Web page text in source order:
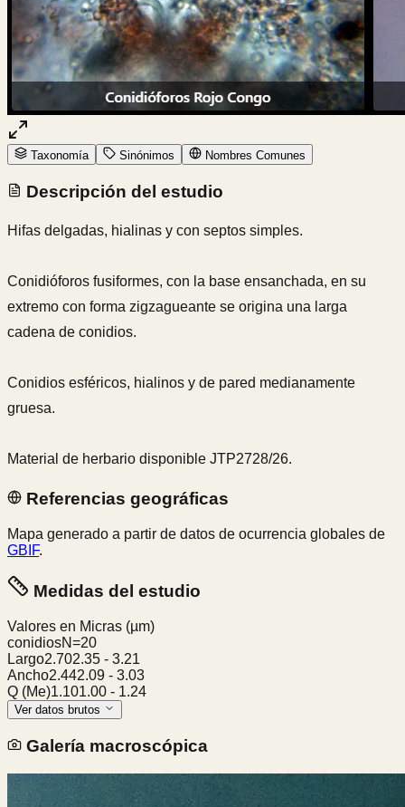
Taxonomía Sinónimos Nombres Comunes
Descripción del estudio
Hifas delgadas, hialinas y con septos simples.
Conidióforos fusiformes, con la base ensanchada, en su
extremo con forma zigzagueante se origina una larga
cadena de conidios.
Conidios esféricos, hialinos y de pared medianamente
gruesa.
Material de herbario disponible JTP2728/26.
Referencias geográficas
Mapa generado a partir de datos de ocurrencia globales de
GBIF.
Medidas del estudio
Valores en Micras (µm)
conidiosN=20
Largo2.702.35 - 3.21
Ancho2.442.09 - 3.03
Q (Me)1.101.00 - 1.24
Ver datos brutos
Galería macroscópica